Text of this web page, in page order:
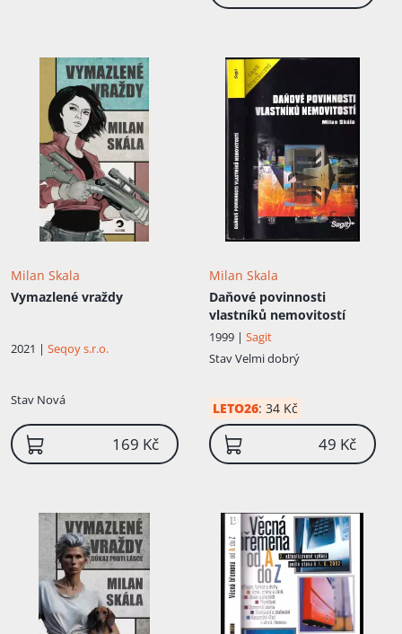
Milan Skala
Vymazlené vraždy
2021 | Seqoy s.r.o.
Stav Nová
169 Kč
Milan Skala
Daňové povinnosti
vlastníků nemovitostí
1999 | Sagit
StavVelmi dobrý
LETO26: 34 Kč
49 Kč